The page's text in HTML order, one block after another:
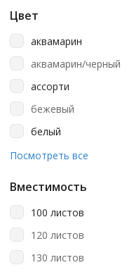
Цвет
аквамарин
аквамарин/черный
ассорти
бежевый
белый
бесцветный
Посмотреть все
Вместимость
100 листов
120 листов
130 листов